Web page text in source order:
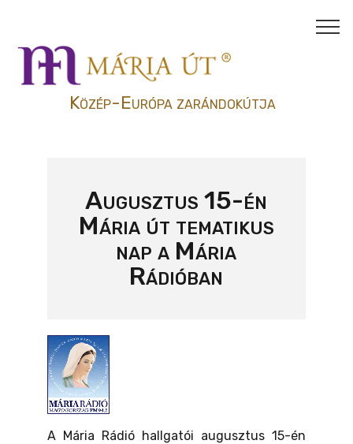
Közép-Európa zarándokútja
Augusztus 15-én
Mária út tematikus
nap a Mária
Rádióban
A Mária Rádió hallgatói augusztus 15-én